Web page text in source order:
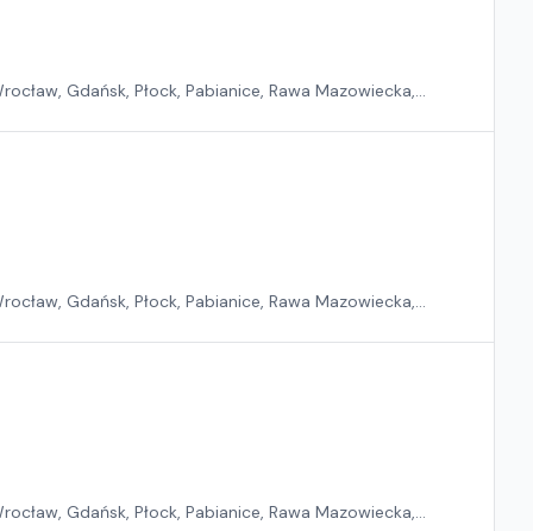
Gdańsk, Płock, Pabianice, Rawa Mazowiecka,
Gdańsk, Płock, Pabianice, Rawa Mazowiecka,
Gdańsk, Płock, Pabianice, Rawa Mazowiecka,